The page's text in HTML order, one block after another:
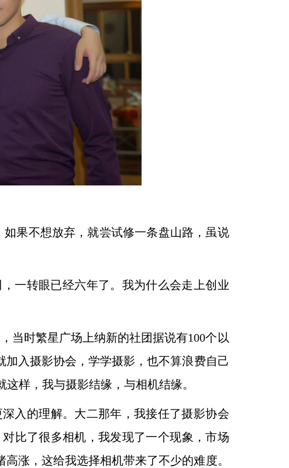
如果不想放弃，就尝试修一条盘山路，虽说
，一转眼已经六年了。我为什么会走上创业
当时繁星广场上纳新的社团据说有100个以
加入摄影协会，学学摄影，也不算浪费自己
这样，我与摄影结缘，与相机结缘。
入的理解。大二那年，我接任了摄影协会
对比了很多相机，我发现了一个现象，市场
高涨，这给我选择相机带来了不少的难度。